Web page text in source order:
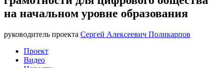
на начальном уровне образования
руководитель проекта Сергей Алексеевич Поликарпов
Проект
Видео